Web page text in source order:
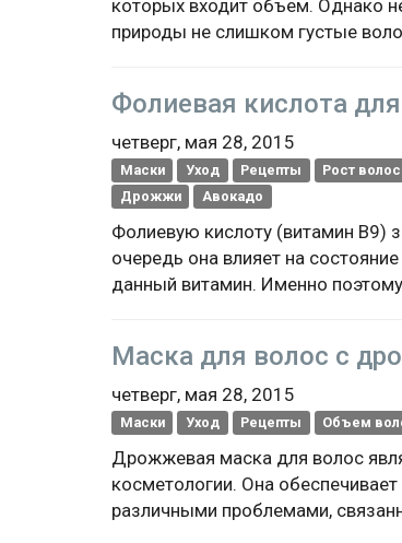
которых входит объем. Однако
природы не слишком густые
Фолиевая кислота
четверг, мая 28, 2015
Маски Уход Рецепты Рост волос
Дрожжи
Авокадо
Фолиевую кислоту (витамин В9)
очередь она влияет на
данный витамин. Именно
Маска для волос с
четверг, мая 28, 2015
Маски Уход Рецепты Объем
Дрожжевая маска для волос
косметологии. Она
различными проблемами,